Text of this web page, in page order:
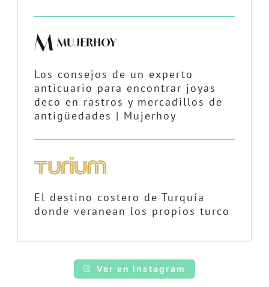
Los consejos de un experto
anticuario para encontrar joyas
deco en rastros y mercadillos de
antigüedades | Mujerhoy
El destino costero de Turquía
donde veranean los propios turco
Ver en Instagram